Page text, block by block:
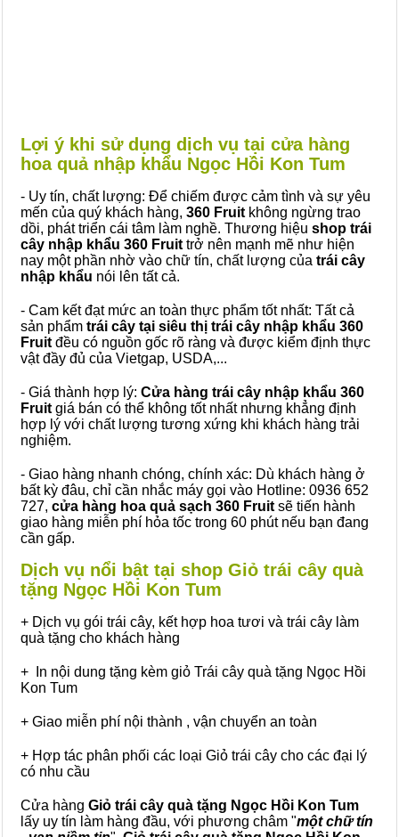
Lợi ý khi sử dụng dịch vụ tại cửa hàng
hoa quả nhập khẩu Ngọc Hồi Kon Tum
- Uy tín, chất lượng: Để chiếm được cảm tình và sự yêu
mến của quý khách hàng, 360 Fruit không ngừng trao
dồi, phát triển cái tâm làm nghề. Thương hiệu shop trái
cây nhập khẩu 360 Fruit trở nên mạnh mẽ như hiện
nay một phần nhờ vào chữ tín, chất lượng của trái cây
nhập khẩu nói lên tất cả.
- Cam kết đạt mức an toàn thực phẩm tốt nhất: Tất cả
sản phẩm trái cây tại siêu thị trái cây nhập khẩu 360
Fruit đều có nguồn gốc rõ ràng và được kiểm định thực
vật đầy đủ của Vietgap, USDA,...
- Giá thành hợp lý: Cửa hàng trái cây nhập khẩu 360
Fruit giá bán có thể không tốt nhất nhưng khẳng định
hợp lý với chất lượng tương xứng khi khách hàng trải
nghiệm.
- Giao hàng nhanh chóng, chính xác: Dù khách hàng ở
bất kỳ đâu, chỉ cần nhắc máy gọi vào Hotline: 0936 652
727, cửa hàng hoa quả sạch 360 Fruit sẽ tiến hành
giao hàng miễn phí hỏa tốc trong 60 phút nếu bạn đang
cần gấp.
Dịch vụ nổi bật tại shop Giỏ trái cây quà
tặng Ngọc Hồi Kon Tum
+ Dịch vụ gói trái cây, kết hợp hoa tươi và trái cây làm
quà tặng cho khách hàng
+ In nội dung tặng kèm giỏ Trái cây quà tặng Ngọc Hồi
Kon Tum
+ Giao miễn phí nội thành , vận chuyển an toàn
+ Hợp tác phân phối các loại Giỏ trái cây cho các đại lý
có nhu cầu
Cửa hàng Giỏ trái cây quà tặng Ngọc Hồi Kon Tum
lấy uy tín làm hàng đầu, với phương châm "một chữ tín